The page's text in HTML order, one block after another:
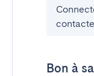
Bon à